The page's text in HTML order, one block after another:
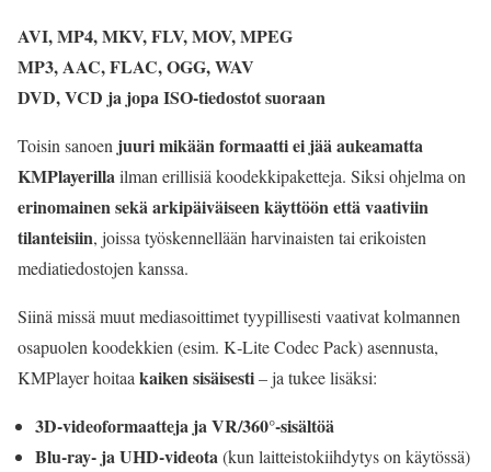
AVI, MP4, MKV, FLV, MOV, MPEG
MP3, AAC, FLAC, OGG, WAV
DVD, VCD ja jopa ISO-tiedostot suoraan
Toisin sanoen juuri mikään formaatti ei jää aukeamatta
KMPlayerillailman erillisiä koodekkipaketteja. Siksi ohjelma on
erinomainen sekä arkipäiväiseen käyttöön että vaativiin
tilanteisiin, joissa työskennellään harvinaisten tai erikoisten
mediatiedostojen kanssa.
Siinä missä muut mediasoittimet tyypillisesti vaativat kolmannen
osapuolen koodekkien (esim. K‑Lite Codec Pack) asennusta,
KMPlayer hoitaa kaiken sisäisesti– ja tukee lisäksi:
3D-videoformaatteja ja VR/360°-sisältöä
Blu-ray- ja UHD-videota(kun laitteistokiihdytys on käytössä)